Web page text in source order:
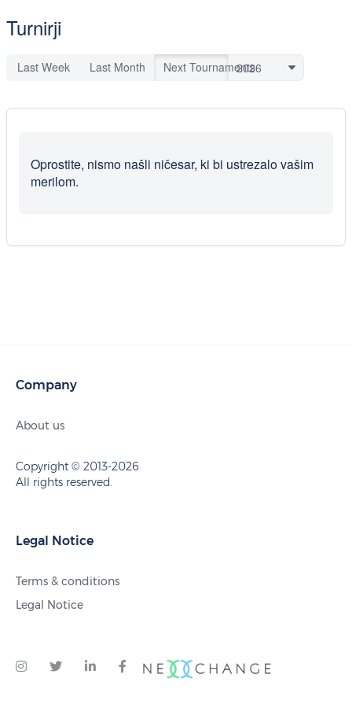
Turnirji
Last Week Last Month Next Tournaments
Oprostite, nismo našli ničesar, ki bi ustrezalo vašim
merilom.
Company
About us
Copyright © 2013-2026
All rights reserved.
Legal Notice
Terms & conditions
Legal Notice